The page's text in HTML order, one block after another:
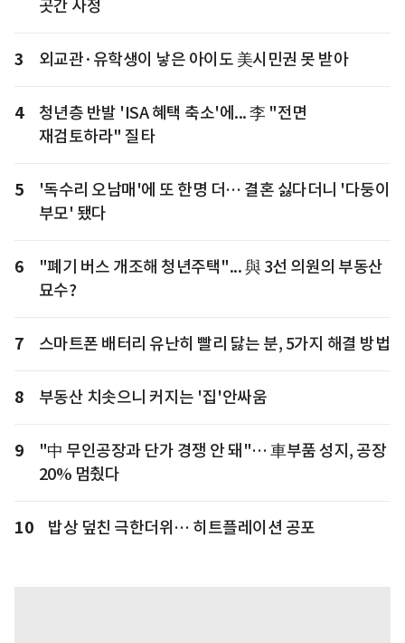
곳간 사정
3 외교관·유학생이 낳은 아이도 美시민권 못 받아
4
청년층 반발 'ISA 혜택 축소'에... 李 "전면
재검토하라" 질타
5
'독수리 오남매'에 또 한명 더… 결혼 싫다더니 '다둥이
부모' 됐다
6
"폐기 버스 개조해 청년주택"... 與 3선 의원의 부동산
묘수?
7 스마트폰 배터리 유난히 빨리 닳는 분, 5가지 해결 방법
8 부동산 치솟으니 커지는 '집'안싸움
9
"中 무인공장과 단가 경쟁 안 돼"… 車부품 성지, 공장
20% 멈췄다
10 밥상 덮친 극한더위… 히트플레이션 공포